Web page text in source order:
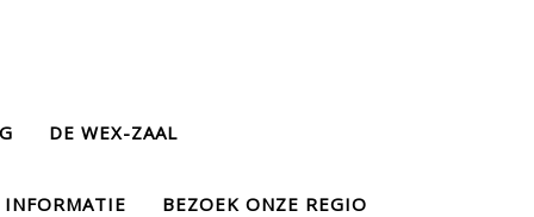
DE WEX-ZAAL
BEZOEK ONZE REGIO